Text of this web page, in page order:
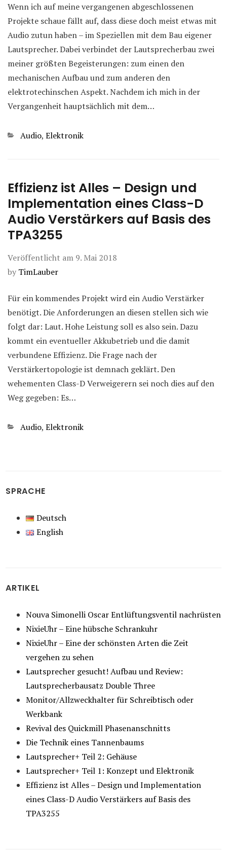
Wenn ich auf meine vergangenen abgeschlossenen
Projekte schaue fällt auf, dass diese doch meist etwas mit
Audio zutun haben – im Speziellen mit dem Bau eigener
Lautsprecher. Dabei verbindet der Lautsprecherbau zwei
meiner größten Begeisterungen: zum einen den
mechanischen Aufbau und zum anderen den
elektrotechinschen Aspekt. Nachdem ich mich in der
Vergangenheit hauptsächlich mit dem…
Kategorien
Audio, Elektronik
Effizienz ist Alles – Design und
Implementation eines Class-D
Audio Verstärkers auf Basis des
TPA3255
Veröffentlicht am 9. Mai 2018
by TimLauber
Für ein kommendes Projekt wird ein Audio Verstärker
benötigt. Die Anforderungen an diesen stellen sich wie
folgt dar: Laut. Hohe Leistung soll es also sein. Dazu
kommt ein eventueller Akkubetrieb und die damit
verbundene Effizienz. Die Frage nach der
Verstärkertopologie ist demnach geklärt. Den
wehementen Class-D Verweigerern sei noch dies auf den
Weg gegeben: Es…
Kategorien
Audio, Elektronik
SPRACHE
Deutsch
English
ARTIKEL
Nouva Simonelli Oscar Entlüftungsventil nachrüsten
NixieUhr – Eine hübsche Schrankuhr
NixieUhr – Eine der schönsten Arten die Zeit
vergehen zu sehen
Lautsprecher gesucht! Aufbau und Review:
Lautsprecherbausatz Double Three
Monitor/Allzweckhalter für Schreibtisch oder
Werkbank
Revival des Quickmill Phasenanschnitts
Die Technik eines Tannenbaums
Lautsprecher+ Teil 2: Gehäuse
Lautsprecher+ Teil 1: Konzept und Elektronik
Effizienz ist Alles – Design und Implementation
eines Class-D Audio Verstärkers auf Basis des
TPA3255